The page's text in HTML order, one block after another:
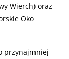
Wierch) oraz
Oko
przynajmniej